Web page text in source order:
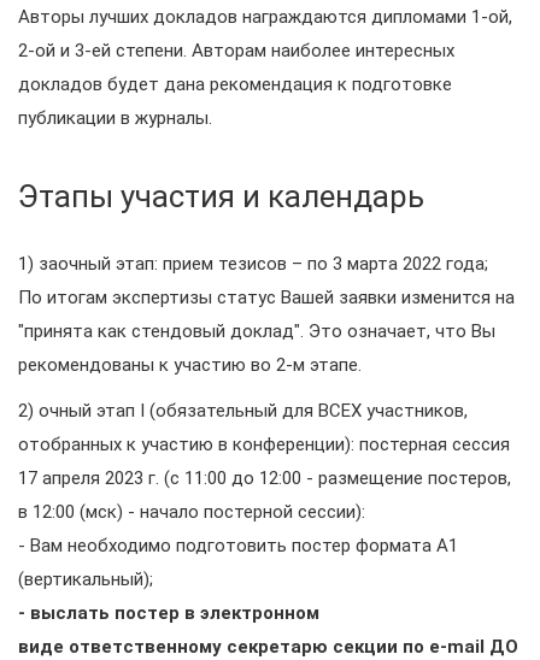
Авторы лучших докладов награждаются дипломами 1-ой,
2-ой и 3-ей степени. Авторам наиболее интересных
докладов будет дана рекомендация к подготовке
публикации в журналы.
Этапы участия и календарь
1) заочный этап: прием тезисов – по 3 марта 2022 года;
По итогам экспертизы статус Вашей заявки изменится на
"принята как стендовый доклад". Это означает, что Вы
рекомендованы к участию во 2-м этапе.
2) очный этап I (обязательный для ВСЕХ участников,
отобранных к участию в конференции): постерная сессия
17 апреля 2023 г. (с 11:00 до 12:00 - размещение постеров,
в 12:00 (мск) - начало постерной сессии):
- Вам необходимо подготовить постер формата А1
(вертикальный);
- выслать постер в электронном
виде ответственному секретарю секции по e-mail ДО